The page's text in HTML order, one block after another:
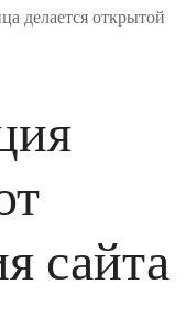
делается открытой
сайта